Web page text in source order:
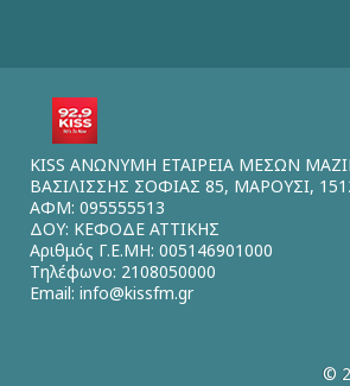
KISS ΑΝΩΝΥΜΗ ΕΤΑΙΡΕΙΑ ΜΕΣΩΝ
ΒΑΣΙΛΙΣΣΗΣ ΣΟΦΙΑΣ 85, ΜΑΡΟΥΣΙ,
ΑΦΜ: 095555513
ΔΟΥ: ΚΕΦΟΔΕ ΑΤΤΙΚΗΣ
Αριθμός Γ.Ε.ΜΗ: 005146901000
Τηλέφωνο: 2108050000
Email: info@kissfm.gr
©